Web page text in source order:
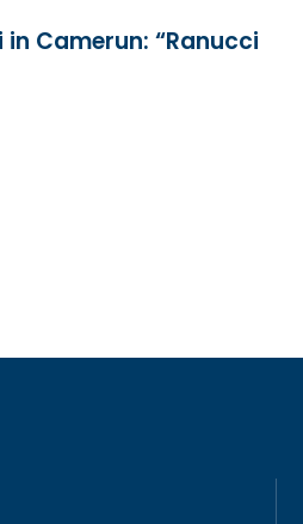
Camerun: “Ranucci